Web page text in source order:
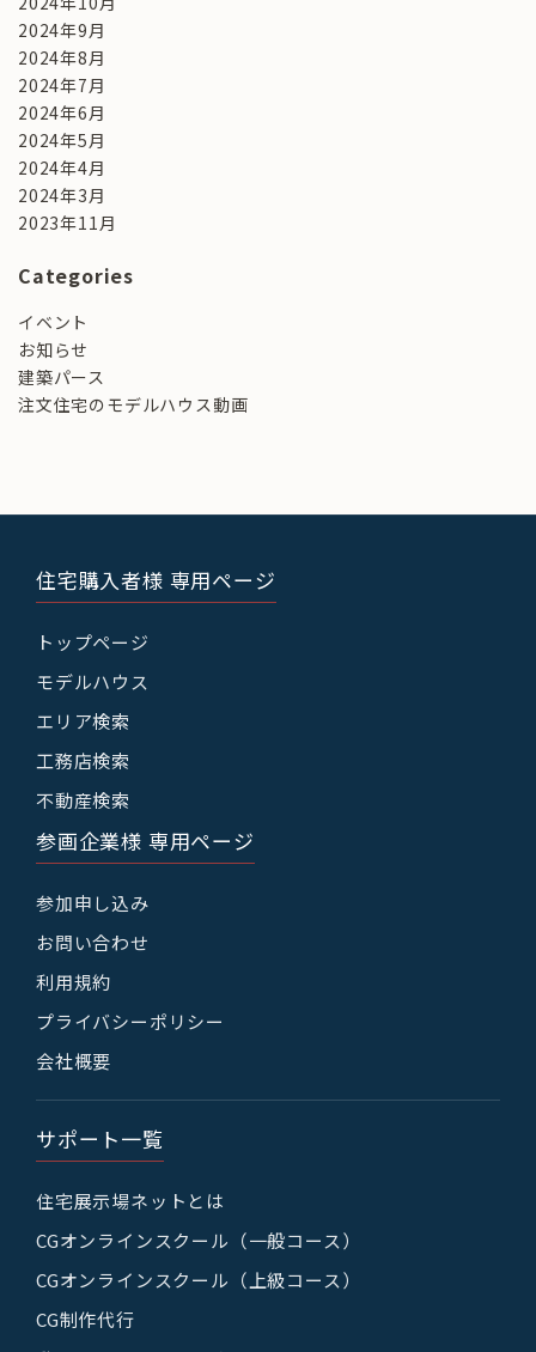
2024年9月
2024年8月
2024年7月
2024年6月
2024年5月
2024年4月
2024年3月
2023年11月
Categories
イベント
お知らせ
建築パース
注文住宅のモデルハウス動画
住宅購入者様 専用ページ
トップページ
モデルハウス
エリア検索
工務店検索
不動産検索
参画企業様 専用ページ
参加申し込み
お問い合わせ
利用規約
プライバシーポリシー
会社概要
サポート一覧
住宅展示場ネットとは
CGオンラインスクール（一般コース）
CGオンラインスクール（上級コース）
CG制作代行